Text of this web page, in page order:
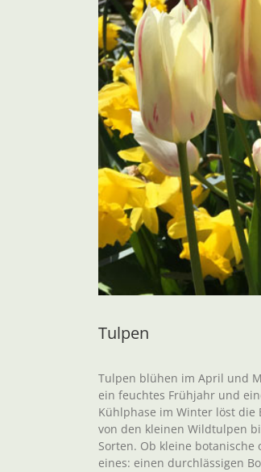
Tulpen
Tulpen blühen im April und
ein feuchtes Frühjahr und
Kühlphase im Winter löst
von den kleinen Wildtulpen
Sorten. Ob kleine
eines: einen durchlässigen